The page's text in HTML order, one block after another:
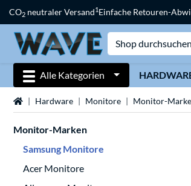
CO2 neutraler Versand1Einfache Retouren-
Alle Kategorien
StartseiteHardware Monitore Monitor-
Monitor-Marken
Samsung Monitore
Acer Monitore